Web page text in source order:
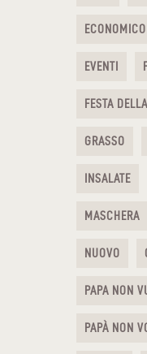
ECONOMICO
EVENTI
FESTA
GRASSO
INSALATE
MASCHERA
NUOVO
PAPA NON
PAPÀ NON